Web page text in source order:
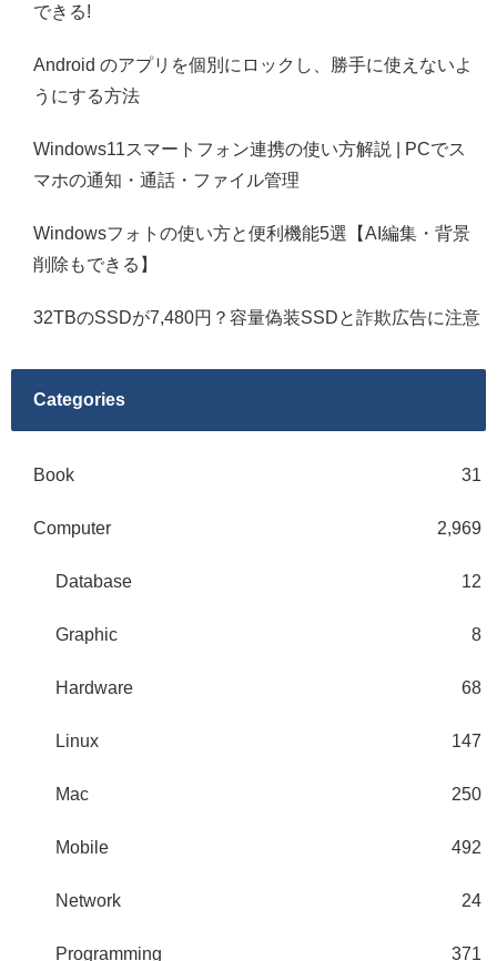
できる!
Android のアプリを個別にロックし、勝手に使えないよ
うにする方法
Windows11スマートフォン連携の使い方解説 | PCでス
マホの通知・通話・ファイル管理
Windowsフォトの使い方と便利機能5選【AI編集・背景
削除もできる】
32TBのSSDが7,480円？容量偽装SSDと詐欺広告に注意
Categories
Book 31
Computer 2,969
Database 12
Graphic 8
Hardware 68
Linux 147
Mac 250
Mobile 492
Network 24
Programming 371